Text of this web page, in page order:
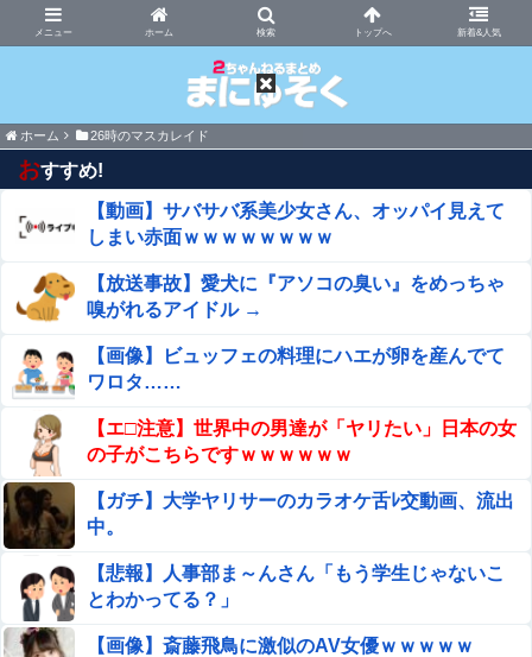
ホーム 新着&人気
まにゅそく 2chまとめニュース速報VIP
ホーム 26時のマスカレイド
おすすめ!
【動画】サバサバ系美少女さん、オッパイ見えて
しまい赤面ｗｗｗｗｗｗｗｗ
【放送事故】愛犬に『アソコの臭い』をめっちゃ
嗅がれるアイドル →
【画像】ビュッフェの料理にハエが卵を産んでて
ワロタ……
【エ□注意】世界中の男達が「ヤリたい」日本の女
の子がこちらですｗｗｗｗｗｗ
【ガチ】大学ヤリサーのカラオケ舌ﾚ交動画、流出
中。
【悲報】人事部ま～んさん「もう学生じゃないこ
とわかってる？」
【画像】斎藤飛鳥に激似のAV女優ｗｗｗｗｗ